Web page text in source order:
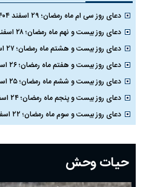
دعای روز سی ام ماه رمضان؛ ۲۹ اسفند ۱۴۰۴
دعای روز بیست و نهم ماه رمضان؛ ۲۸ اسفند ۱۴۰۴
دعای روز بیست و هشتم ماه رمضان؛ ۲۷ اسفند ۱۴۰۴
دعای روز بیست و هفتم ماه رمضان؛ ۲۶ اسفند ۱۴۰۴
دعای روز بیست و ششم ماه رمضان؛ ۲۵ اسفند ۱۴۰۴
دعای روز بیست و پنجم ماه رمضان؛ ۲۴ اسفند ۱۴۰۴
دعای روز بیست و سوم ماه رمضان؛ ۲۲ اسفند ۱۴۰۴
دعای روز بیستم ماه رمضان؛ ۱۹ اسفند ۱۴۰۴
دعای روز هشتم ماه مبارک رمضان؛ ۷ اسفند ماه ۱۴۰۴
دعای روز هفتم ماه رمضان؛ ۶ اسفند ۱۴۰۴
حیات وحش